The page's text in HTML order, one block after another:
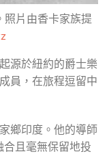
照片由香卡家族提
源於紐約的爵士樂
員，在旅程逗留中
鄉印度。他的導師
合且毫無保留地投